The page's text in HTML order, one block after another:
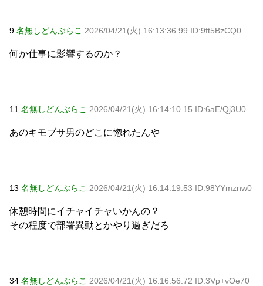
9 名無しどんぶらこ 2026/04/21(火) 16:13:36.99 ID:9ft5BzCQ0
何か仕事に影響するのか？
11 名無しどんぶらこ 2026/04/21(火) 16:14:10.15 ID:6aE/Qj3U0
あのキモブサ男のどこに惚れたんや
13 名無しどんぶらこ 2026/04/21(火) 16:14:19.53 ID:98YYmznw0
休憩時間にイチャイチャいかんの？
その程度で部署異動とかやり過ぎだろ
34 名無しどんぶらこ 2026/04/21(火) 16:16:56.72 ID:3Vp+vOe70